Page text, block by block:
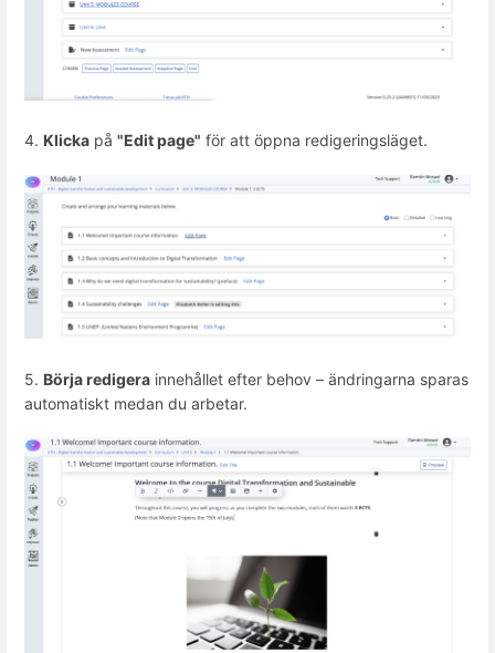
4. Klicka på "Edit page" för att öppna redigeringsläget.
5. Börja redigera innehållet efter behov – ändringarna sparas
automatiskt medan du arbetar.